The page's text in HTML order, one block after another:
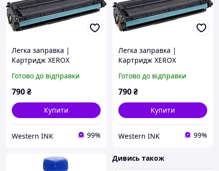
Легка заправка |
Картридж XEROX
стор.)
Готово до відправки
790₴
Купити
Western INK 99%
Легка заправка |
Картридж XEROX
3020BI(3020V_BI) (1.500
стор.)
Готово до відправки
790₴
Купити
Western INK 99%
Дивись також